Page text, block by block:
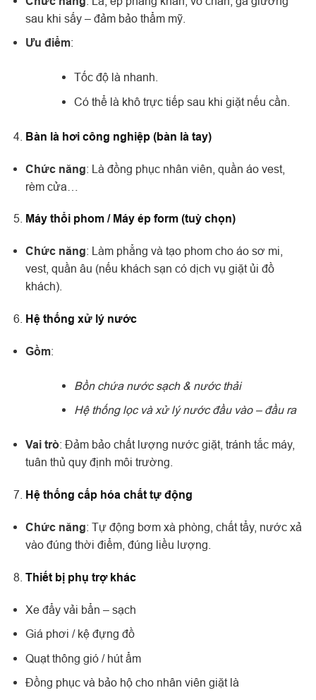
sau khi sấy – đảm bảo thẩm mỹ.
Ưu điểm:
Tốc độ là nhanh.
Có thể là khô trực tiếp sau khi giặt nếu cần.
Bàn là hơi công nghiệp (bàn là tay)
Chức năng: Là đồng phục nhân viên, quần áo vest,
rèm cửa…
Máy thổi phom / Máy ép form (tuỳ chọn)
Chức năng: Làm phẳng và tạo phom cho áo sơ mi,
vest, quần âu (nếu khách sạn có dịch vụ giặt ủi đồ
khách).
Hệ thống xử lý nước
Gồm:
Bồn chứa nước sạch & nước thải
Hệ thống lọc và xử lý nước đầu vào – đầu ra
Vai trò: Đảm bảo chất lượng nước giặt, tránh tắc máy,
tuân thủ quy định môi trường.
Hệ thống cấp hóa chất tự động
Chức năng: Tự động bơm xà phòng, chất tẩy, nước xả
vào đúng thời điểm, đúng liều lượng.
Thiết bị phụ trợ khác
Xe đẩy vải bẩn – sạch
Giá phơi / kệ đựng đồ
Quạt thông gió / hút ẩm
Đồng phục và bảo hộ cho nhân viên giặt là